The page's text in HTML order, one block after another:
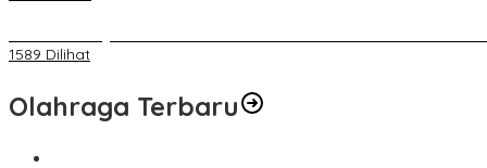
1589 Dilihat
Olahraga Terbaru